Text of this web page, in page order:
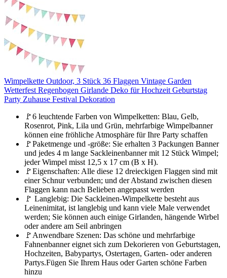
Wimpelkette Outdoor, 3 Stück 36 Flaggen Vintage Garden
Wetterfest Regenbogen Girlande Deko für Hochzeit Geburtstag
Party Zuhause Festival Dekoration
🚩6 leuchtende Farben von Wimpelketten: Blau, Gelb,
Rosenrot, Pink, Lila und Grün, mehrfarbige Wimpelbanner
können eine fröhliche Atmosphäre für Ihre Party schaffen
🚩Paketmenge und -größe: Sie erhalten 3 Packungen Banner
und jedes 4 m lange Sackleinenbanner mit 12 Stück Wimpel;
jeder Wimpel misst 12,5 x 17 cm (B x H).
🚩Eigenschaften: Alle diese 12 dreieckigen Flaggen sind mit
einer Schnur verbunden; und der Abstand zwischen diesen
Flaggen kann nach Belieben angepasst werden
🚩 Langlebig: Die Sackleinen-Wimpelkette besteht aus
Leinenimitat, ist langlebig und kann viele Male verwendet
werden; Sie können auch einige Girlanden, hängende Wirbel
oder andere am Seil anbringen
🚩Anwendbare Szenen: Das schöne und mehrfarbige
Fahnenbanner eignet sich zum Dekorieren von Geburtstagen,
Hochzeiten, Babypartys, Ostertagen, Garten- oder anderen
Partys.Fügen Sie Ihrem Haus oder Garten schöne Farben
hinzu